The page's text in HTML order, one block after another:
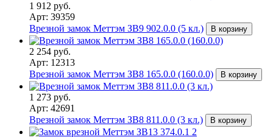
1 912 руб.
Арт: 39359
Врезной замок Меттэм ЗВ9 902.0.0 (5 кл.)
В корзину
2 254 руб.
Арт: 12313
Врезной замок Меттэм ЗВ8 165.0.0 (160.0.0)
В корзину
1 273 руб.
Арт: 42691
Врезной замок Меттэм ЗВ8 811.0.0 (3 кл.)
В корзину